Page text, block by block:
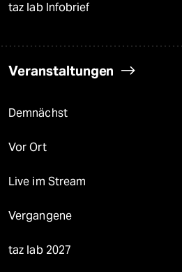
taz lab Infobrief
Veranstaltungen
Demnächst
Vor Ort
Live im Stream
Vergangene
taz lab 2027